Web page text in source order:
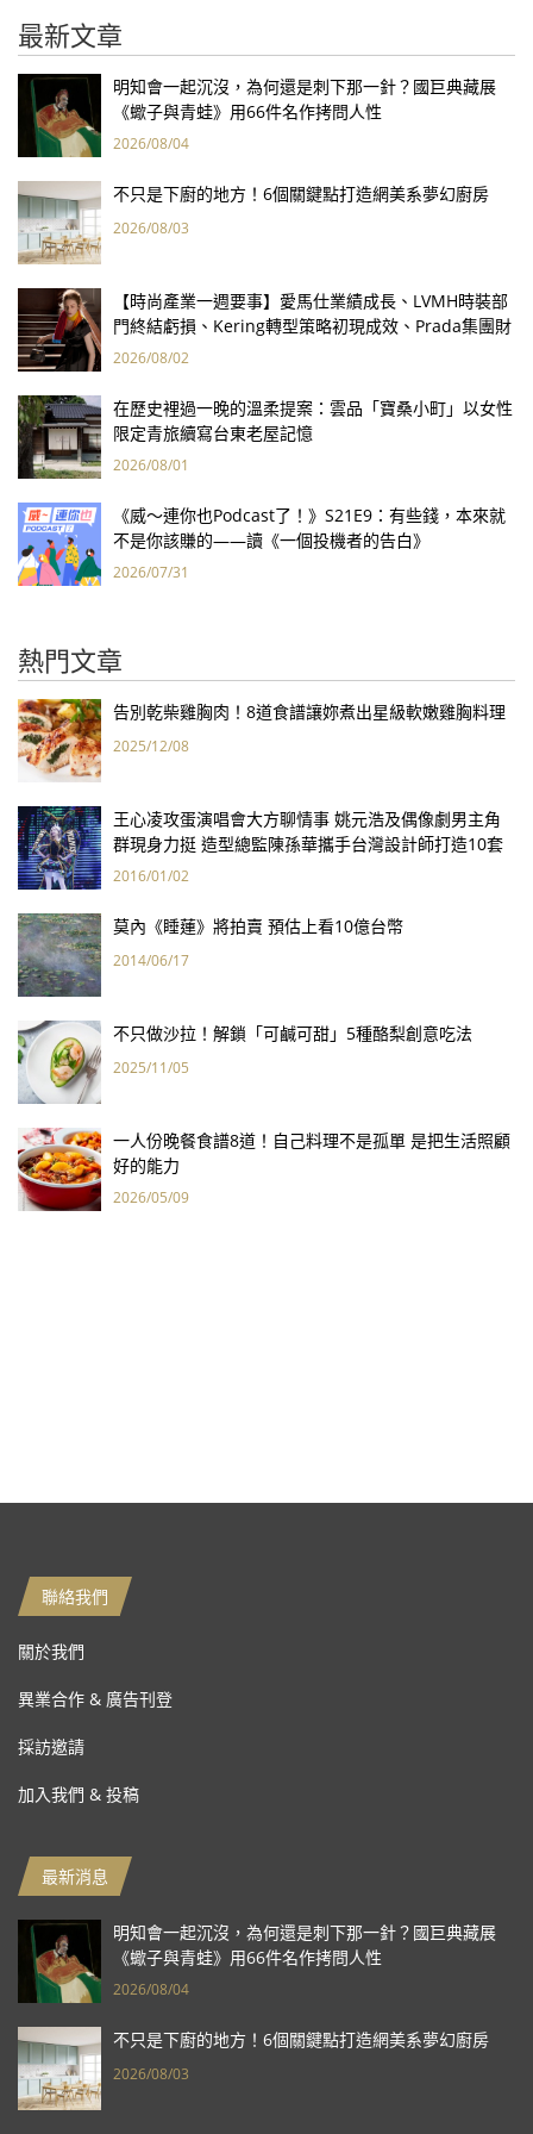
最新文章
明知會一起沉沒，為何還是刺下那一針？國巨典藏展
《蠍子與青蛙》用66件名作拷問人性
2026/08/04
不只是下廚的地方！6個關鍵點打造網美系夢幻廚房
2026/08/03
【時尚產業一週要事】愛馬仕業績成長、LVMH時裝部
門終結虧損、Kering轉型策略初現成效、Prada集團財
報亮眼
2026/08/02
在歷史裡過一晚的溫柔提案：雲品「寶桑小町」以女性
限定青旅續寫台東老屋記憶
2026/08/01
《威～連你也Podcast了！》S21E9：有些錢，本來就
不是你該賺的——讀《一個投機者的告白》
2026/07/31
熱門文章
告別乾柴雞胸肉！8道食譜讓妳煮出星級軟嫩雞胸料理
2025/12/08
王心凌攻蛋演唱會大方聊情事 姚元浩及偶像劇男主角
群現身力挺 造型總監陳孫華攜手台灣設計師打造10套
華服
2016/01/02
莫內《睡蓮》將拍賣 預估上看10億台幣
2014/06/17
不只做沙拉！解鎖「可鹹可甜」5種酪梨創意吃法
2025/11/05
一人份晚餐食譜8道！自己料理不是孤單 是把生活照顧
好的能力
2026/05/09
聯絡我們
關於我們
異業合作 & 廣告刊登
採訪邀請
加入我們 & 投稿
最新消息
明知會一起沉沒，為何還是刺下那一針？國巨典藏展
《蠍子與青蛙》用66件名作拷問人性
2026/08/04
不只是下廚的地方！6個關鍵點打造網美系夢幻廚房
2026/08/03